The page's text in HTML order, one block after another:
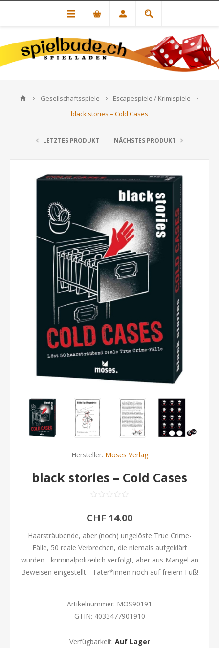
Gesellschaftsspiele
Escapespiele / Krimispiele
black stories – Cold Cases
LETZTES PRODUKT NÄCHSTES PRODUKT
Hersteller: Moses Verlag
black stories – Cold Cases
CHF 14.00
Haarsträubende, aber (noch) ungelöste True Crime-
Fälle, 50 reale Verbrechen, die niemals aufgeklärt
wurden - kriminalpolizeilich verfolgt, aber aus Mangel an
Beweisen eingestellt - Täter*innen noch auf freiem Fuß!
Artikelnummer: MOS90191
GTIN: 4033477901910
Verfügbarkeit: Auf Lager